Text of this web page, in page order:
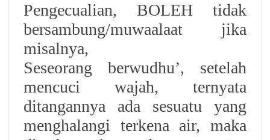
Pengecualian, BOLEH tidak
bersambung/muwaalaat jika
misalnya,
Seseorang berwudhu’, setelah
mencuci wajah, ternyata
ditangannya ada sesuatu yang
menghalangi terkena air, maka